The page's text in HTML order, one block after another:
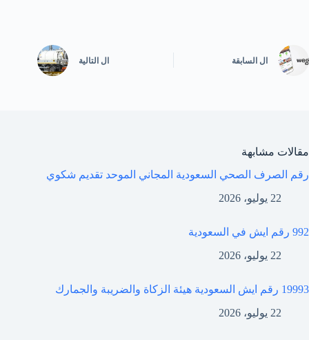
ال السابقة ال التالية
مقالات مشابهة
رقم الصرف الصحي السعودية المجاني الموحد تقديم شكوي
22 يوليو، 2026
992 رقم ايش في السعودية
22 يوليو، 2026
19993 رقم ايش السعودية هيئة الزكاة والضريبة والجمارك
22 يوليو، 2026